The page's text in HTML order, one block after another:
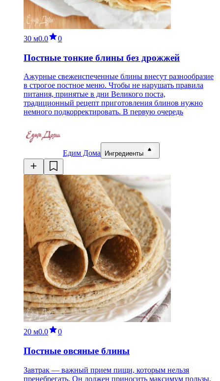
30 м0.0 0
Постные тонкие блины без дрожжей
Ажурные свежеиспеченные блины внесут разнообразие
в строгое постное меню. Чтобы не нарушать правила
питания, принятые в дни Великого поста,
традиционный рецепт приготовления блинов нужно
немного подкорректировать. В первую очередь
Едим Дома Ингредиенты
20 м0.0 0
Постные овсяные блины
Завтрак — важный прием пищи, которым нельзя
пренебрегать. Он должен приносить максимум пользы,